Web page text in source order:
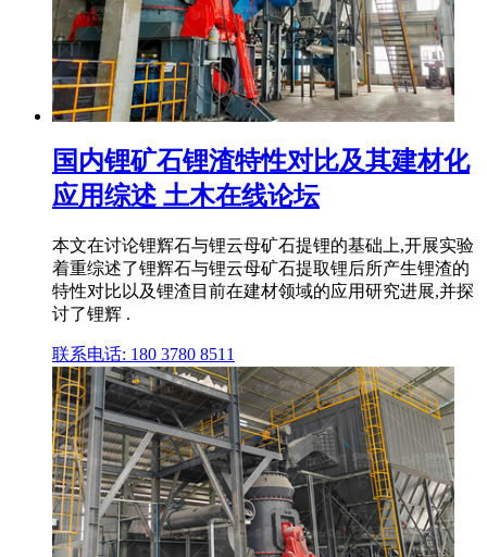
国内锂矿石锂渣特性对比及其建材化
应用综述 土木在线论坛
本文在讨论锂辉石与锂云母矿石提锂的基础上,开展实验
着重综述了锂辉石与锂云母矿石提取锂后所产生锂渣的
特性对比以及锂渣目前在建材领域的应用研究进展,并探
讨了锂辉 .
联系电话: 180 3780 8511